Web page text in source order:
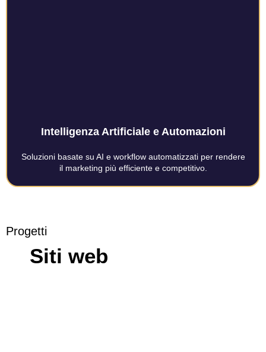
Intelligenza Artificiale e Automazioni
Soluzioni basate su AI e workflow automatizzati per rendere
il marketing più efficiente e competitivo.
Progetti
Siti web